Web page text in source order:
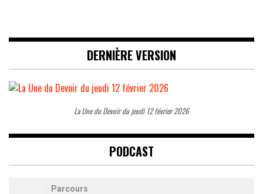
DERNIÈRE VERSION
La Une du Devoir du jeudi 12 février 2026
PODCAST
Parcours